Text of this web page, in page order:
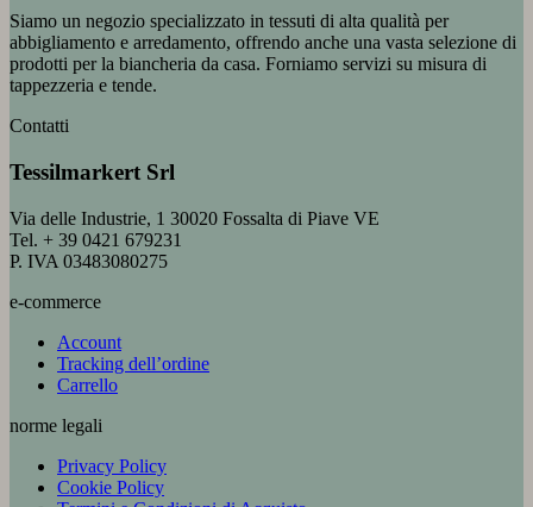
Siamo un negozio specializzato in tessuti di alta qualità per
abbigliamento e arredamento, offrendo anche una vasta selezione di
prodotti per la biancheria da casa. Forniamo servizi su misura di
tappezzeria e tende.
Contatti
Tessilmarkert Srl
Via delle Industrie, 1 30020 Fossalta di Piave VE
Tel. + 39 0421 679231
P. IVA 03483080275
e-commerce
Account
Tracking dell’ordine
Carrello
norme legali
Privacy Policy
Cookie Policy